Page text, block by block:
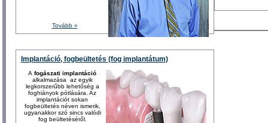
Tovább »
Implantáció, fogbeültetés (fog implantátum)
A fogászati implantáció
alkalmazása az egyik
legkorszerűbb lehetőség a
foghiányok pótlására. Az
implantációt sokan
fogbeültetés néven ismerik,
ugyanakkor szó sincs valódi
fog beültetéséről.